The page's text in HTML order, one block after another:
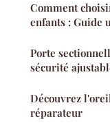
Comment
enfants : Guide
Porte
sécurité
Découvrez
réparateur